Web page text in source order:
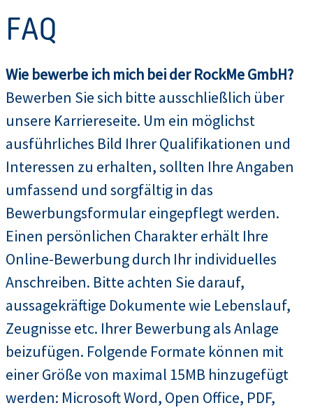
FAQ
Wie bewerbe ich mich bei der RockMe GmbH?
Bewerben Sie sich bitte ausschließlich über
unsere Karriereseite. Um ein möglichst
ausführliches Bild Ihrer Qualifikationen und
Interessen zu erhalten, sollten Ihre Angaben
umfassend und sorgfältig in das
Bewerbungsformular eingepflegt werden.
Einen persönlichen Charakter erhält Ihre
Online-Bewerbung durch Ihr individuelles
Anschreiben. Bitte achten Sie darauf,
aussagekräftige Dokumente wie Lebenslauf,
Zeugnisse etc. Ihrer Bewerbung als Anlage
beizufügen. Folgende Formate können mit
einer Größe von maximal 15MB hinzugefügt
werden: Microsoft Word, Open Office, PDF,